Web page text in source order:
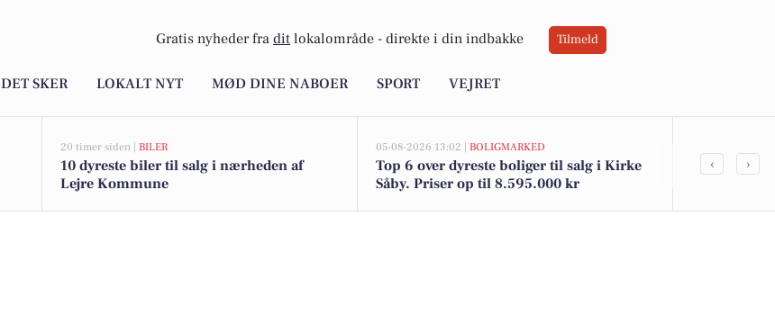
Gratis nyheder fra dit lokalområde - direkte i din indbakke Tilmeld
DET SKER LOKALT NYT MØD DINE NABOER SPORT VEJRET
20 timer siden | BILER
10 dyreste biler til salg i nærheden af
Lejre Kommune
05-08-2026 13:02 | BOLIGMARKED
Top 6 over dyreste boliger til salg i Kirke
Såby. Priser op til 8.595.000 kr
Spier PS
‹ ›